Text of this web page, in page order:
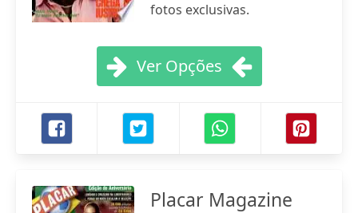
fotos exclusivas.
Ver Opções
Placar Magazine